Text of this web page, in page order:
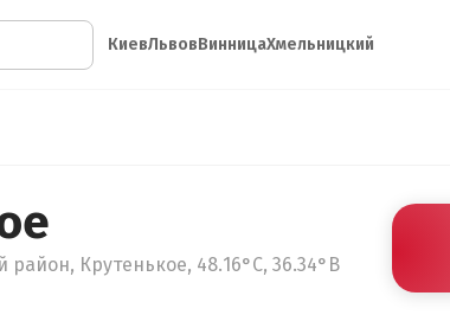
КиевЛьвовВинницаХмельницкий
Крутенькое, 48.16°С, 36.34°В